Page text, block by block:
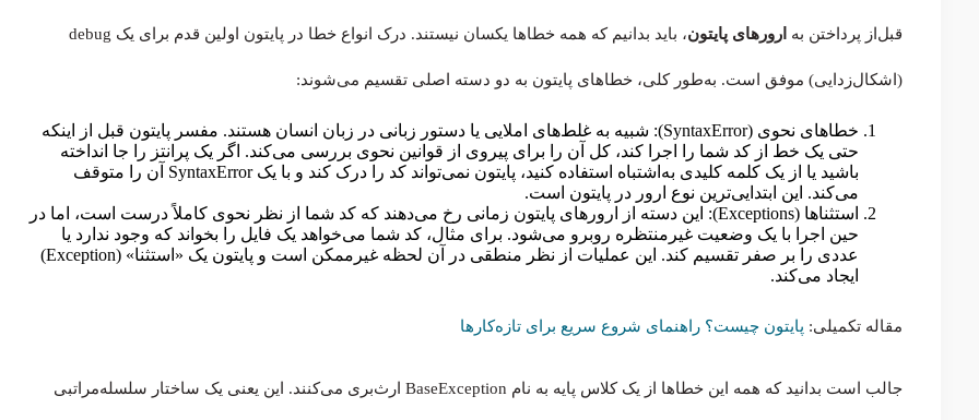
قبل‌از پرداختن به ارورهای پایتون ، باید بدانیم که همه خطاها یکسان نیستند. درک انواع خطا در پایتون اولین قدم برای یک debug
(اشکال‌زدایی) موفق است. به‌طور کلی، خطاهای پایتون به دو دسته اصلی تقسیم می‌شوند:
خطاهای نحوی (SyntaxError): شبیه‌ به غلط‌های املایی یا دستور زبانی در زبان انسان هستند. مفسر پایتون قبل از اینکه
حتی یک خط از کد شما را اجرا کند، کل آن را برای پیروی از قوانین نحوی بررسی می‌کند. اگر یک پرانتز را جا انداخته
باشید یا از یک کلمه کلیدی به‌اشتباه استفاده کنید، پایتون نمی‌تواند کد را درک کند و با یک SyntaxError آن را متوقف
می‌کند. این ابتدایی‌ترین نوع ارور در پایتون است.
استثناها (Exceptions): این دسته از ارورهای پایتون زمانی رخ می‌دهند که کد شما از نظر نحوی کاملاً درست است، اما در
حین اجرا با یک وضعیت غیرمنتظره روبرو می‌شود. برای مثال، کد شما می‌خواهد یک فایل را بخواند که وجود ندارد یا
عددی را بر صفر تقسیم کند. این عملیات از نظر منطقی در آن لحظه غیرممکن است و پایتون یک «استثنا» (Exception)
ایجاد می‌کند.
مقاله تکمیلی: پایتون چیست؟ راهنمای شروع سریع برای تازه‌کارها
جالب است بدانید که همه این خطاها از یک کلاس پایه به نام BaseException ارث‌بری می‌کنند. این یعنی یک ساختار سلسله‌مراتبی